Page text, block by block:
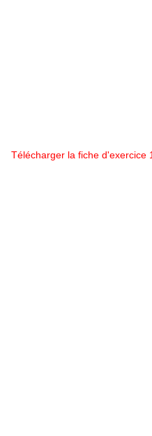
Télécharger la fiche d'exercice 1